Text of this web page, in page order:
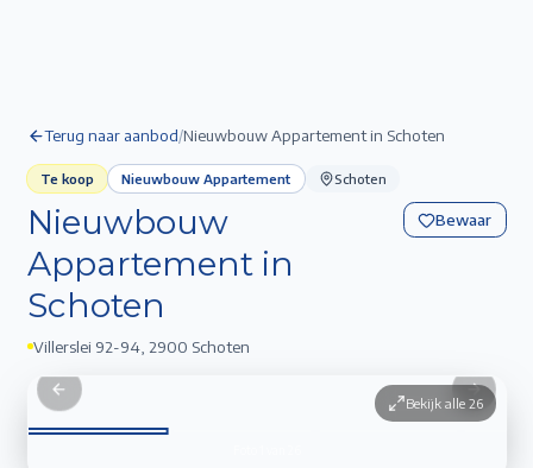
Terug naar aanbod/Nieuwbouw Appartement in Schoten
Te koop Nieuwbouw Appartement Schoten
Nieuwbouw
Appartement in
Schoten
Bewaar
Villerslei 92-94 ,2900 Schoten
Previous slide Next
Bekijk alle 26